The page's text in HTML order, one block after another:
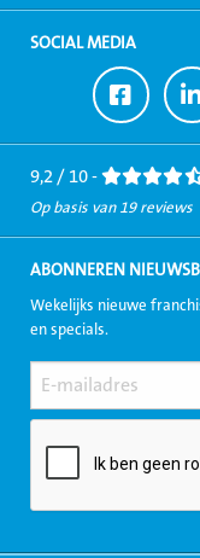
SOCIAL MEDIA
Ga
naar
9,2 / 10 -
Op basis van 19 reviews
ABONNEREN
Wekelijks nieuwe
en specials.